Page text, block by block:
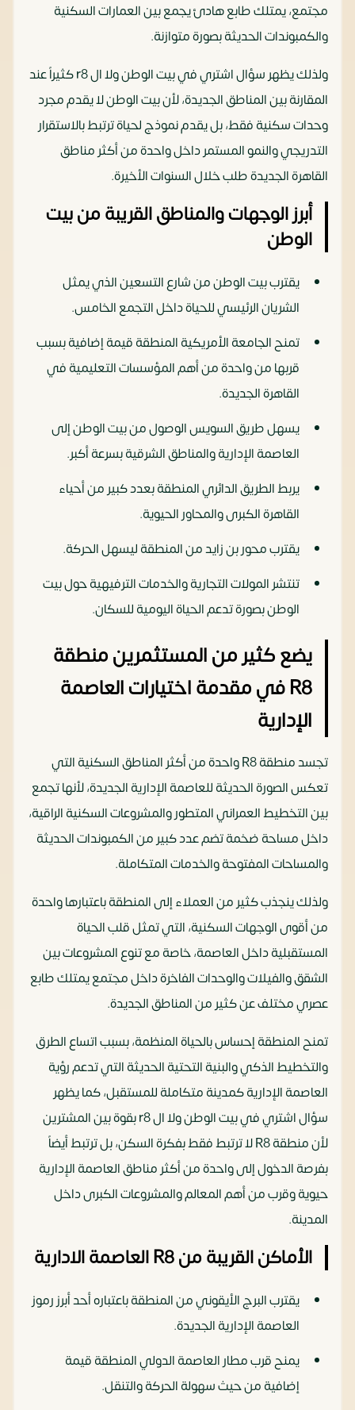
مجتمع، يمتلك طابع هادئ يجمع بين العمارات السكنية
والكمبوندات الحديثة بصورة متوازنة.
ولذلك يظهر سؤال اشتري في بيت الوطن ولا ال r8 كثيراً عند
المقارنة بين المناطق الجديدة، لأن بيت الوطن لا يقدم مجرد
وحدات سكنية فقط، بل يقدم نموذج لحياة ترتبط بالاستقرار
التدريجي والنمو المستمر داخل واحدة من أكثر مناطق
القاهرة الجديدة طلب خلال السنوات الأخيرة.
أبرز الوجهات والمناطق القريبة من بيت
الوطن
يقترب بيت الوطن من شارع التسعين الذي يمثل
الشريان الرئيسي للحياة داخل التجمع الخامس.
تمنح الجامعة الأمريكية المنطقة قيمة إضافية بسبب
قربها من واحدة من أهم المؤسسات التعليمية في
القاهرة الجديدة.
يسهل طريق السويس الوصول من بيت الوطن إلى
العاصمة الإدارية والمناطق الشرقية بسرعة أكبر.
يربط الطريق الدائري المنطقة بعدد كبير من أحياء
القاهرة الكبرى والمحاور الحيوية.
يقترب محور بن زايد من المنطقة ليسهل الحركة.
تنتشر المولات التجارية والخدمات الترفيهية حول بيت
الوطن بصورة تدعم الحياة اليومية للسكان.
يضع كثير من المستثمرين منطقة
R8 في مقدمة اختيارات العاصمة
الإدارية
تجسد منطقة R8 واحدة من أكثر المناطق السكنية التي
تعكس الصورة الحديثة للعاصمة الإدارية الجديدة، لأنها تجمع
بين التخطيط العمراني المتطور والمشروعات السكنية الراقية،
داخل مساحة ضخمة تضم عدد كبير من الكمبوندات الحديثة
والمساحات المفتوحة والخدمات المتكاملة.
ولذلك ينجذب كثير من العملاء إلى المنطقة باعتبارها واحدة
من أقوى الوجهات السكنية، التي تمثل قلب الحياة
المستقبلية داخل العاصمة، خاصة مع تنوع المشروعات بين
الشقق والفيلات والوحدات الفاخرة داخل مجتمع يمتلك طابع
عصري مختلف عن كثير من المناطق الجديدة.
تمنح المنطقة إحساس بالحياة المنظمة، بسبب اتساع الطرق
والتخطيط الذكي والبنية التحتية الحديثة التي تدعم رؤية
العاصمة الإدارية كمدينة متكاملة للمستقبل، كما يظهر
سؤال اشتري في بيت الوطن ولا ال r8 بقوة بين المشترين
لأن منطقة R8 لا ترتبط فقط بفكرة السكن، بل ترتبط أيضاً
بفرصة الدخول إلى واحدة من أكثر مناطق العاصمة الإدارية
حيوية وقرب من أهم المعالم والمشروعات الكبرى داخل
المدينة.
الأماكن القريبة من R8 العاصمة الادارية
يقترب البرج الأيقوني من المنطقة باعتباره أحد أبرز رموز
العاصمة الإدارية الجديدة.
يمنح قرب مطار العاصمة الدولي المنطقة قيمة
إضافية من حيث سهولة الحركة والتنقل.